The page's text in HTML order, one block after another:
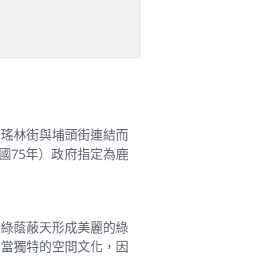
林街與埔頭街連結而
75年）政府指定為鹿
蔭蔽天形成美麗的綠
獨特的空間文化，因